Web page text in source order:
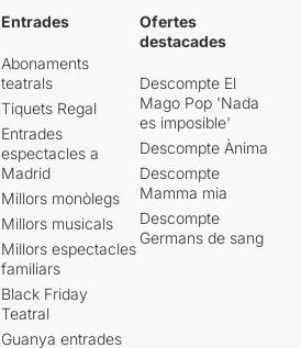
edició del Festival.
Per veure l'apunt original,
només cal clicarAQUÍ
Entrades
Abonaments
teatrals
Tiquets Regal
Entrades
espectacles a
Madrid
Millors monòlegs
Millors musicals
Millors espectacles
familiars
Black Friday
Teatral
Guanya entrades
Ofertes
destacades
Descompte El
Mago Pop 'Nada
es imposible'
Descompte Ànima
Descompte
Mamma mia
Descompte
Germans de sang